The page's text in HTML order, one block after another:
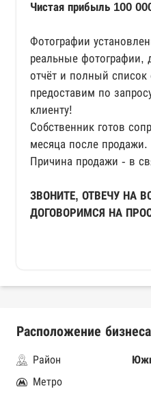
Чистая прибыль 100
Фотографии
реальные
отчёт и полный список
предоставим по
клиенту!
Собственник готов
месяца после продажи.
Причина продажи - в
ЗВОНИТЕ, ОТВЕЧУ НА
ДОГОВОРИМСЯ НА
Расположение бизнеса
Район
Метро